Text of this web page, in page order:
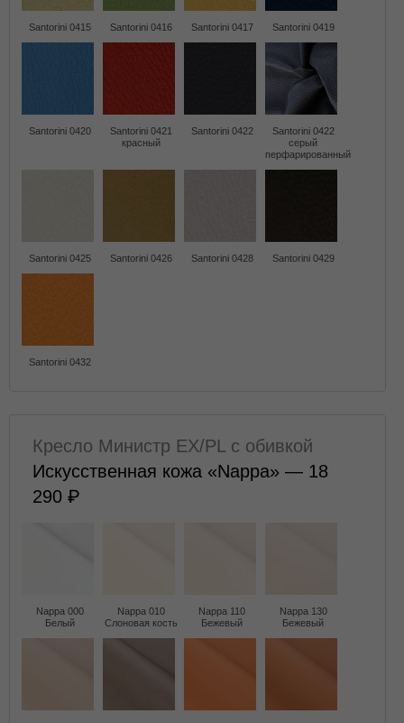
Santorini 0415 Santorini 0416 Santorini 0417 Santorini 0419
Santorini 0420
Santorini 0421
красный
Santorini 0422
Santorini 0422
серый
перфарированный
Santorini 0425 Santorini 0426 Santorini 0428 Santorini 0429
Santorini 0432
Кресло Министр EX/PL с обивкой
Искусственная кожа «Nappa» — 18
290
Nappa 000
Белый
Nappa 010
Слоновая кость
Nappa 110
Бежевый
Nappa 130
Бежевый